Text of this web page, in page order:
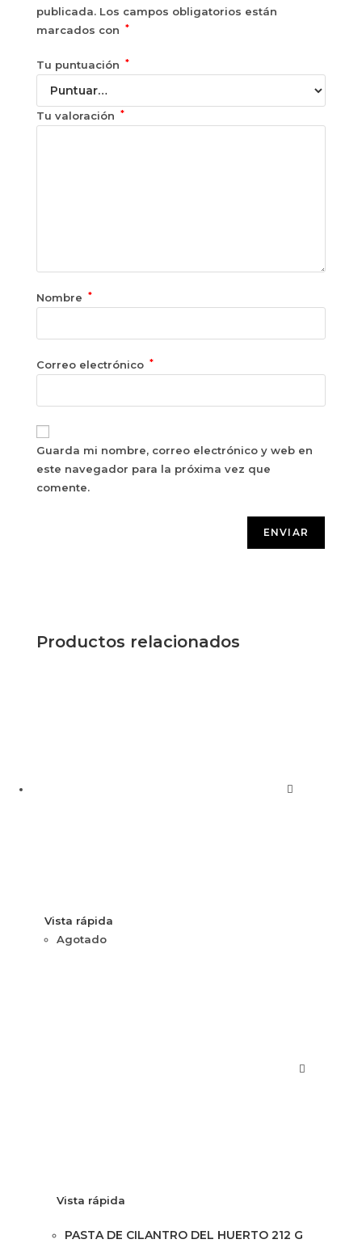
publicada. Los campos obligatorios están
marcados con
*
Tu puntuación *
Tu valoración *
Nombre *
Correo electrónico *
Guarda mi nombre, correo electrónico y web en
este navegador para la próxima vez que
comente.
Productos relacionados
Vista rápida
Agotado
Vista rápida
PASTA DE CILANTRO DEL HUERTO 212 G